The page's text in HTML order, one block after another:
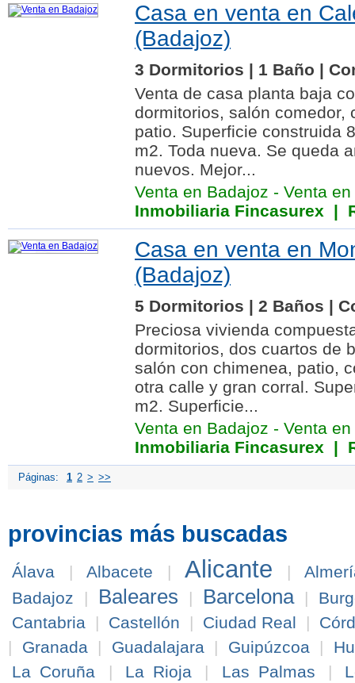
Casa en venta en
(Badajoz)
3 Dormitorios | 1 Baño |
Venta de casa planta baja
dormitorios, salón comedor,
patio. Superficie construida
m2. Toda nueva. Se queda
nuevos. Mejor...
Venta en Badajoz - Venta
Inmobiliaria Fincasurex |
Casa en venta en
(Badajoz)
5 Dormitorios | 2 Baños |
Preciosa vivienda
dormitorios, dos cuartos de
salón con chimenea, patio,
otra calle y gran corral.
m2. Superficie...
Venta en Badajoz - Venta
Inmobiliaria Fincasurex |
Páginas: 1 2 > >>
provincias más buscadas
Álava | Albacete | Alicante |
Badajoz
| Baleares | Barcelona |
Cantabria
| Castellón | Ciudad Real |
|
Granada | Guadalajara | Guipúzcoa |
La Coruña
| La Rioja | Las Palmas |